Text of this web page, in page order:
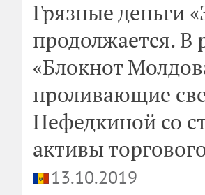
Грязные деньги
продолжается. В
«Блокнот
проливающие
Нефедкиной со
активы
13.10.2019